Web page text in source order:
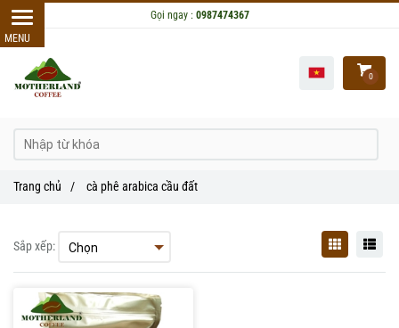
Sắp xếp:
Trang chủ / cà phê arabica cầu đất
Gọi ngay : 0987474367
0